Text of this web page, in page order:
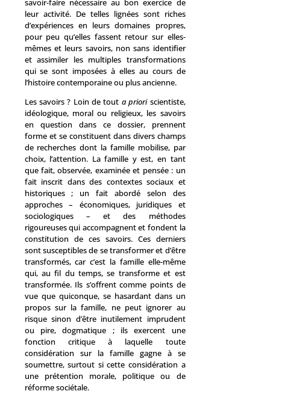
leur activité. De telles lignées sont riches
d’expériences en leurs domaines propres,
pour peu qu’elles fassent retour sur elles-
mêmes et leurs savoirs, non sans identifier
et assimiler les multiples transformations
qui se sont imposées à elles au cours de
l’histoire contemporaine ou plus ancienne.
Les savoirs ? Loin de tout a prioriscientiste,
idéologique, moral ou religieux, les savoirs
en question dans ce dossier, prennent
forme et se constituent dans divers champs
de recherches dont la famille mobilise, par
choix, l’attention. La famille y est, en tant
que fait, observée, examinée et pensée : un
fait inscrit dans des contextes sociaux et
historiques ; un fait abordé selon des
approches – économiques, juridiques et
sociologiques – et des méthodes
rigoureuses qui accompagnent et fondent la
constitution de ces savoirs. Ces derniers
sont susceptibles de se transformer et d’être
transformés, car c’est la famille elle-même
qui, au fil du temps, se transforme et est
transformée. Ils s’offrent comme points de
vue que quiconque, se hasardant dans un
propos sur la famille, ne peut ignorer au
risque sinon d’être inutilement imprudent
ou pire, dogmatique ; ils exercent une
fonction critique à laquelle toute
considération sur la famille gagne à se
soumettre, surtout si cette considération a
une prétention morale, politique ou de
réforme sociétale.